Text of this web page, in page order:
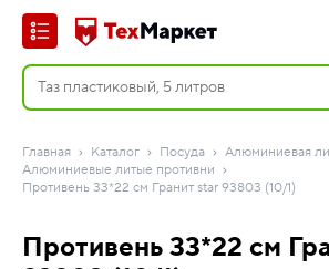
Главная Каталог Посуда
Алюминиевая
Алюминиевые литые противни
Противень 33*22 см Гранит star 93803 (10/1)
Противень 33*22 см